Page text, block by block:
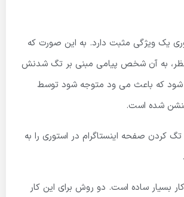
یک ویژگی مثبت دارد. به این صورت که
به آن شخص پیامی مبنی بر تگ شدنش
شود که باعث می ود متوجه شود توسط
شده است.
کردن صفحه اینستاگرام در استوری را به
بسیار ساده است. دو روش برای این کار